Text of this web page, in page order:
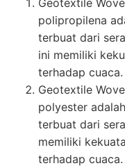
polipropilena
terbuat dari
ini memiliki
terhadap cuaca.
Geotextile
polyester
terbuat dari
memiliki
terhadap cuaca.